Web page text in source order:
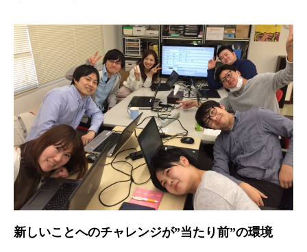
新しいことへのチャレンジが”当たり前”の環境